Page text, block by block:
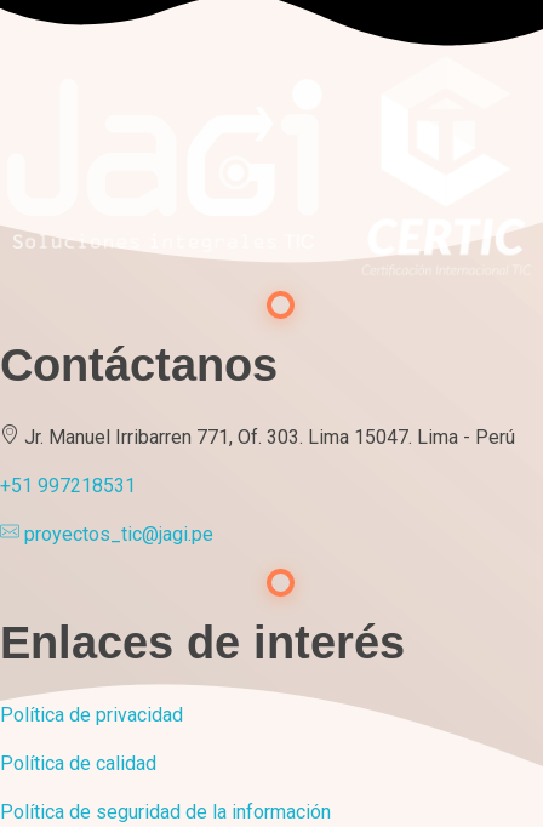
Contáctanos
Jr. Manuel Irribarren 771, Of. 303. Lima 15047. Lima - Perú
+51 997218531
proyectos_tic@jagi.pe
Enlaces de interés
Política de privacidad
Política de calidad
Política de seguridad de la información